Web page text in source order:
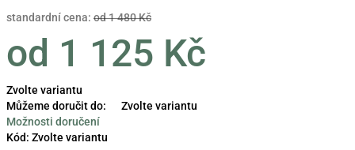
standardní cena: od 1 480 Kč
od 1 125 Kč
Měrná
cena:
Zvolte variantu
Můžeme doručit do:
Zvolte variantu
Možnosti doručení
Kód: Zvolte variantu